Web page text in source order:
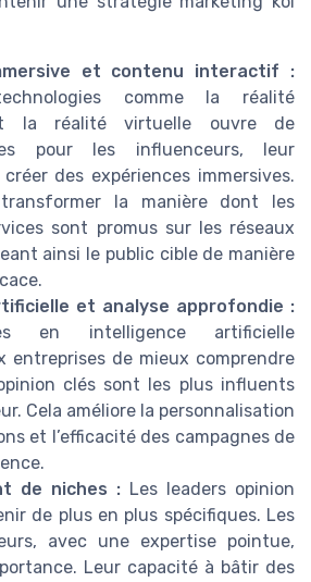
et contenu interactif :
comme la réalité
la réalité virtuelle ouvre de
pour les influenceurs, leur
des expériences immersives.
la manière dont les
sont promus sur les réseaux
ainsi le public cible de manière
et analyse approfondie :
en intelligence artificielle
entreprises de mieux comprendre
clés sont les plus influents
Cela améliore la personnalisation
et l’efficacité des campagnes de
de niches : Les leaders opinion
de plus en plus spécifiques. Les
avec une expertise pointue,
Leur capacité à bâtir des